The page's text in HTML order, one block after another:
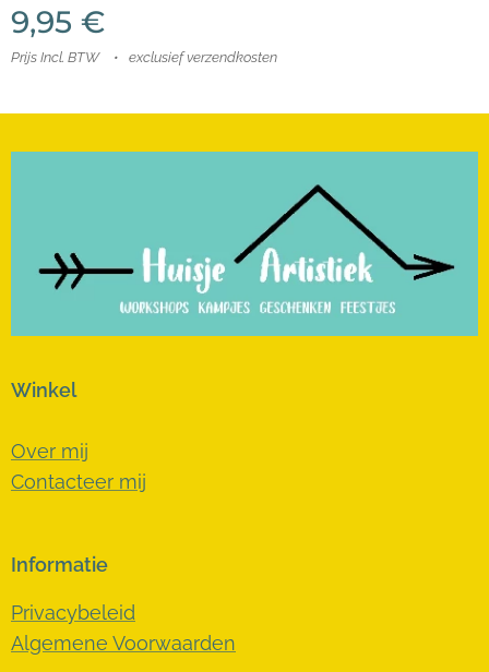
9,95 €
Prijs Incl. BTW exclusief verzendkosten
Winkel
Over mij
Contacteer mij
Informatie
Privacybeleid
Algemene Voorwaarden